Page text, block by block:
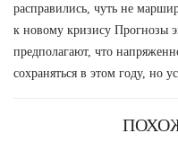
расправились, чуть не
к новому кризису Прогнозы
предполагают, что
сохраняться в этом году, но